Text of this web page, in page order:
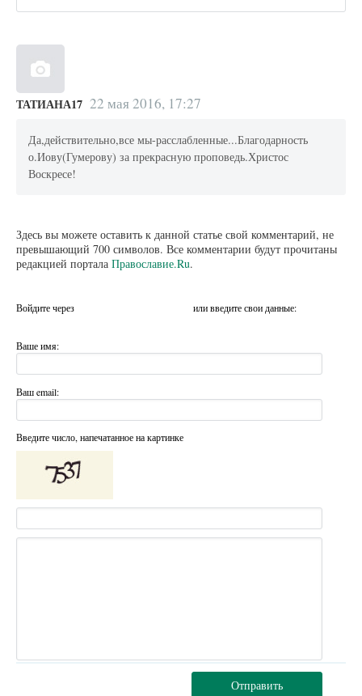
ТАТИАНА17 22 мая 2016, 17:27
Да,действительно,все мы-расслабленные...Благодарность
о.Иову(Гумерову) за прекрасную проповедь.Христос
Воскресе!
Здесь вы можете оставить к данной статье свой комментарий, не
превышающий 700 символов. Все комментарии будут прочитаны
редакцией портала Православие.Ru.
Войдите через или введите свои данные:
Ваше имя:
Ваш email:
Введите число, напечатанное на картинке
Отправить